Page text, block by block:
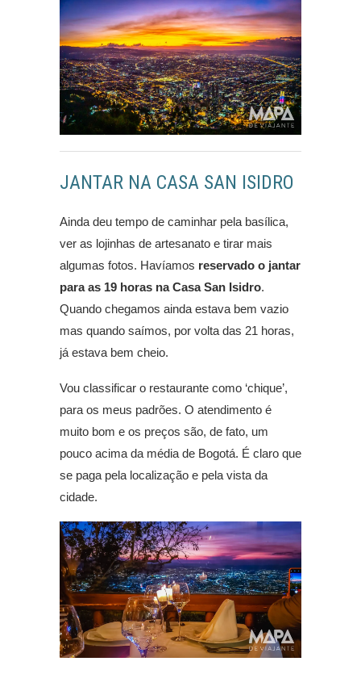
JANTAR NA CASA SAN ISIDRO
Ainda deu tempo de caminhar pela basílica,
ver as lojinhas de artesanato e tirar mais
algumas fotos. Havíamos reservado o jantar
para as 19 horas na Casa San Isidro.
Quando chegamos ainda estava bem vazio
mas quando saímos, por volta das 21 horas,
já estava bem cheio.
Vou classificar o restaurante como ‘chique’,
para os meus padrões. O atendimento é
muito bom e os preços são, de fato, um
pouco acima da média de Bogotá. É claro que
se paga pela localização e pela vista da
cidade.